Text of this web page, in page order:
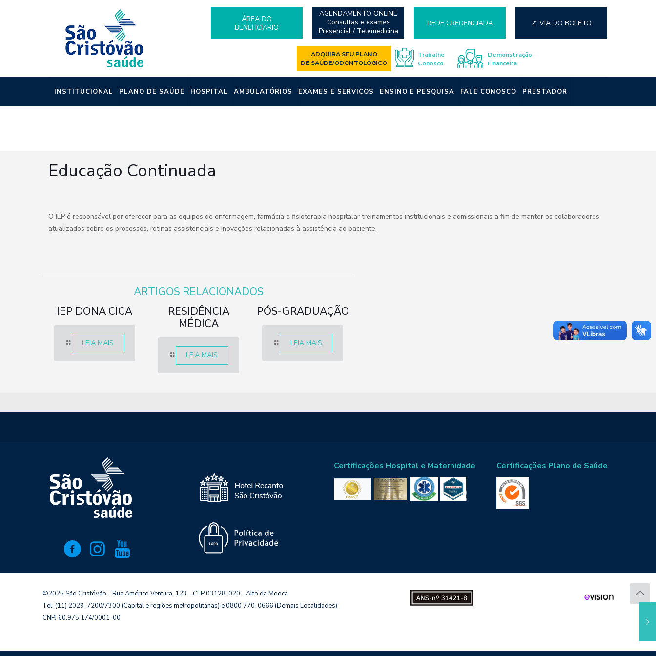
ÁREA DO
BENEFICIÁRIO
AGENDAMENTO ONLINE
Consultas e exames
Presencial / Telemedicina
REDE CREDENCIADA 2º VIA DO BOLETO
ADQUIRA SEU PLANO
DE SAÚDE/ODONTOLÓGICO
Trabalhe
Conosco
Demonstração
Financeira
INSTITUCIONAL PLANO DE SAÚDE HOSPITAL AMBULATÓRIOS EXAMES E SERVIÇOS ENSINO E PESQUISA FALE CONOSCO PRESTADOR
Educação Continuada
O IEP é responsável por oferecer para as equipes de enfermagem, farmácia e fisioterapia hospitalar treinamentos institucionais e admissionais a fim de manter os colaboradores
atualizados sobre os processos, rotinas assistenciais e inovações relacionadas à assistência ao paciente.
ARTIGOS RELACIONADOS
IEP DONA CICA
LEIA MAIS
RESIDÊNCIA
MÉDICA
LEIA MAIS
PÓS-GRADUAÇÃO
LEIA MAIS
Certificações Hospital e Maternidade Certificações Plano de Saúde
©2025 São Cristóvão - Rua Américo Ventura, 123 - CEP 03128-020 - Alto da Mooca
Tel: (11) 2029-7200/7300 (Capital e regiões metropolitanas) e 0800 770-0666 (Demais Localidades)
CNPJ 60.975.174/0001-00